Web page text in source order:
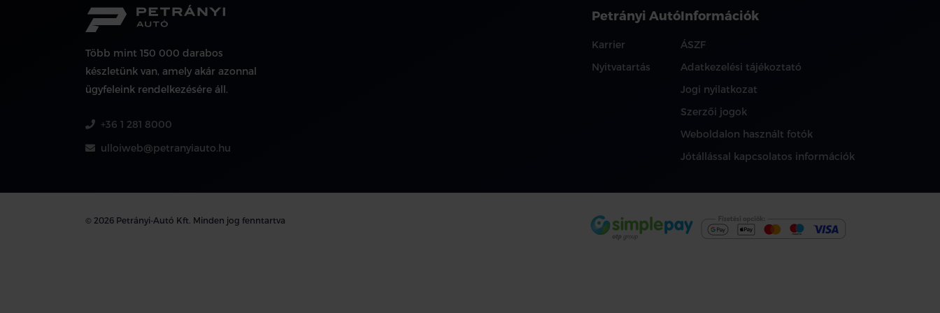
Több mint 150 000 darabos
készletünk van, amely akár azonnal
ügyfeleink rendelkezésére áll.
+36 1 281 8000
ulloiweb@petranyiauto.hu
Petrányi Autó
Karrier
Nyitvatartás
Információk
ÁSZF
Adatkezelési tájékoztató
Jogi nyilatkozat
Szerzői jogok
Weboldalon használt fotók
Jótállással kapcsolatos információk
© 2026 Petrányi-Autó Kft. Minden jog fenntartva